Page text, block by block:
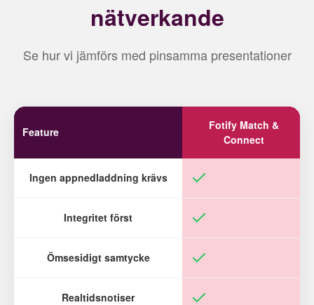
nätverkande
Se hur vi jämförs med pinsamma presentationer
Feature
Fotify Match &
Connect
Ingen appnedladdning krävs
Integritet först
Ömsesidigt samtycke
Realtidsnotiser